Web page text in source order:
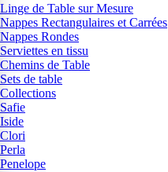
Linge de Table sur Mesure
Nappes Rectangulaires et Carrées
Nappes Rondes
Serviettes en tissu
Chemins de Table
Sets de table
Collections
Safie
Iside
Clori
Perla
Penelope